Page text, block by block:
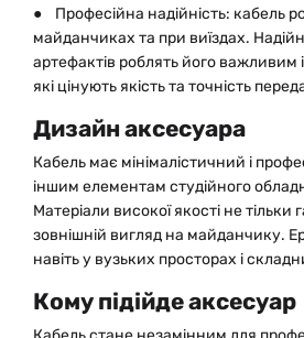
● Професійна надійність: кабель
майданчиках та при виїздах.
артефактів роблять його важливим
які цінують якість та точність
Дизайн аксесуара
Кабель має мінімалістичний і
іншим елементам студійного
Матеріали високої якості не тільки
зовнішній вигляд на майданчику.
навіть у вузьких просторах і
Кому підійде аксесуар